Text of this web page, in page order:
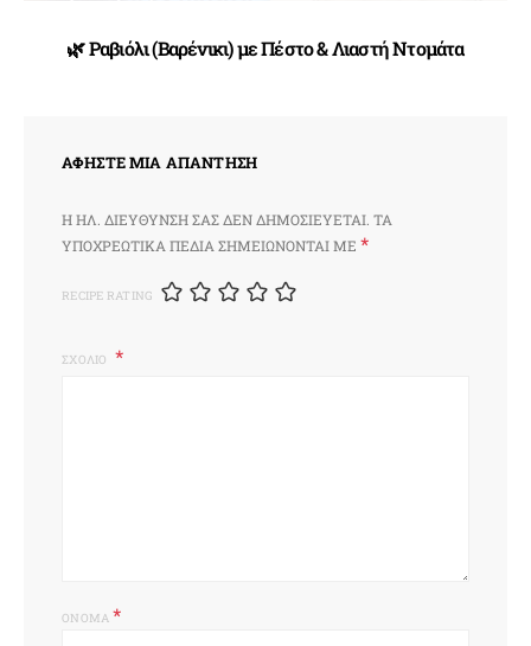
🌿 Ραβιόλι (Βαρένικι) με Πέστο & Λιαστή Ντομάτα
ΑΦΉΣΤΕ ΜΙΑ ΑΠΆΝΤΗΣΗ
Η ΗΛ. ΔΙΕΎΘΥΝΣΗ ΣΑΣ ΔΕΝ ΔΗΜΟΣΙΕΎΕΤΑΙ. ΤΑ
ΥΠΟΧΡΕΩΤΙΚΆ ΠΕΔΊΑ ΣΗΜΕΙΏΝΟΝΤΑΙ ΜΕ *
RECIPE RATING
ΣΧΌΛΙΟ
ΌΝΟΜΑ *